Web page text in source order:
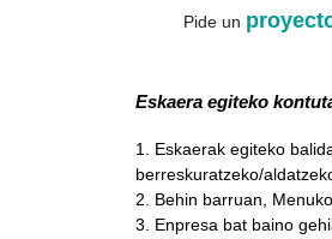
Pide un
Eskaera egiteko
1. Eskaerak egiteko
berreskuratzeko/
2. Behin barruan,
3. Enpresa bat baino